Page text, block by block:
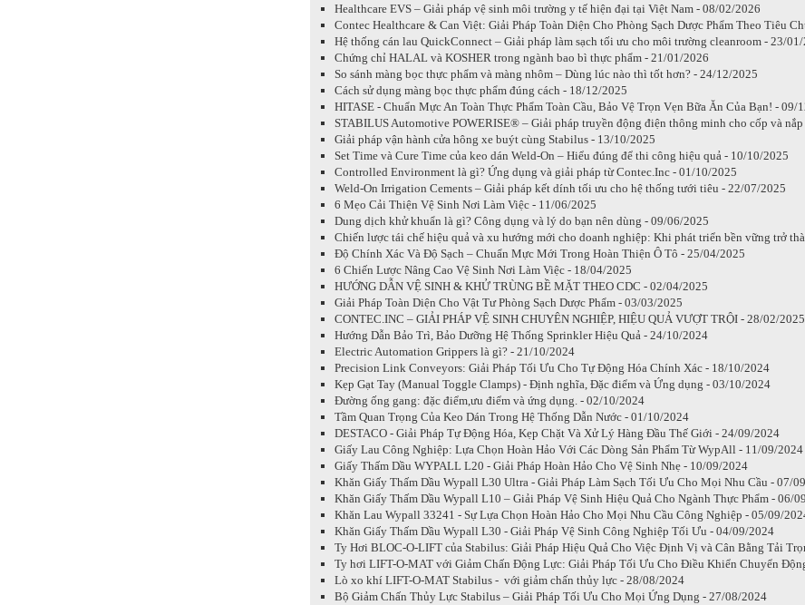
Healthcare EVS – Giải pháp vệ sinh môi trường y tế hiện đại tại Việt Nam - 08/02/2026
Contec Healthcare & Can Việt: Giải Pháp Toàn Diện Cho Phòng Sạch Dược Phẩm Theo Tiêu
Hệ thống cán lau QuickConnect – Giải pháp làm sạch tối ưu cho môi trường cleanroom - 23/
Chứng chỉ HALAL và KOSHER trong ngành bao bì thực phẩm - 21/01/2026
So sánh màng bọc thực phẩm và màng nhôm – Dùng lúc nào thì tốt hơn? - 24/12/2025
Cách sử dụng màng bọc thực phẩm đúng cách - 18/12/2025
HITASE - Chuẩn Mực An Toàn Thực Phẩm Toàn Cầu, Bảo Vệ Trọn Vẹn Bữa Ăn Của Bạn! - 09/
STABILUS Automotive POWERISE® – Giải pháp truyền động điện thông minh cho cốp và
Giải pháp vận hành cửa hông xe buýt cùng Stabilus - 13/10/2025
Set Time và Cure Time của keo dán Weld-On – Hiểu đúng để thi công hiệu quả - 10/10/2025
Controlled Environment là gì? Ứng dụng và giải pháp từ Contec.Inc - 01/10/2025
Weld-On Irrigation Cements – Giải pháp kết dính tối ưu cho hệ thống tưới tiêu - 22/07/2025
6 Mẹo Cải Thiện Vệ Sinh Nơi Làm Việc - 11/06/2025
Dung dịch khử khuẩn là gì? Công dụng và lý do bạn nên dùng - 09/06/2025
Chiến lược tái chế hiệu quả và xu hướng mới cho doanh nghiệp: Khi phát triển bền vững trở
Độ Chính Xác Và Độ Sạch – Chuẩn Mực Mới Trong Hoàn Thiện Ô Tô - 25/04/2025
6 Chiến Lược Nâng Cao Vệ Sinh Nơi Làm Việc - 18/04/2025
HƯỚNG DẪN VỆ SINH & KHỬ TRÙNG BỀ MẶT THEO CDC - 02/04/2025
Giải Pháp Toàn Diện Cho Vật Tư Phòng Sạch Dược Phẩm - 03/03/2025
CONTEC.INC – GIẢI PHÁP VỆ SINH CHUYÊN NGHIỆP, HIỆU QUẢ VƯỢT TRỘI - 28/02/2025
Hướng Dẫn Bảo Trì, Bảo Dưỡng Hệ Thống Sprinkler Hiệu Quả - 24/10/2024
Electric Automation Grippers là gì? - 21/10/2024
Precision Link Conveyors: Giải Pháp Tối Ưu Cho Tự Động Hóa Chính Xác - 18/10/2024
Kẹp Gạt Tay (Manual Toggle Clamps) - Định nghĩa, Đặc điểm và Ứng dụng - 03/10/2024
Đường ống gang: đặc điểm,ưu điểm và ứng dụng. - 02/10/2024
Tầm Quan Trọng Của Keo Dán Trong Hệ Thống Dẫn Nước - 01/10/2024
DESTACO - Giải Pháp Tự Động Hóa, Kẹp Chặt Và Xử Lý Hàng Đầu Thế Giới - 24/09/2024
Giấy Lau Công Nghiệp: Lựa Chọn Hoàn Hảo Với Các Dòng Sản Phẩm Từ WypAll - 11/09/2024
Giấy Thấm Dầu WYPALL L20 - Giải Pháp Hoàn Hảo Cho Vệ Sinh Nhẹ - 10/09/2024
Khăn Giấy Thấm Dầu Wypall L30 Ultra - Giải Pháp Làm Sạch Tối Ưu Cho Mọi Nhu Cầu - 07/
Khăn Giấy Thấm Dầu Wypall L10 – Giải Pháp Vệ Sinh Hiệu Quả Cho Ngành Thực Phẩm - 06/
Khăn Lau Wypall 33241 - Sự Lựa Chọn Hoàn Hảo Cho Mọi Nhu Cầu Công Nghiệp - 05/09/
Khăn Giấy Thấm Dầu Wypall L30 - Giải Pháp Vệ Sinh Công Nghiệp Tối Ưu - 04/09/2024
Ty Hơi BLOC-O-LIFT của Stabilus: Giải Pháp Hiệu Quả Cho Việc Định Vị và Cân Bằng Tải
Ty hơi LIFT-O-MAT với Giảm Chấn Động Lực: Giải Pháp Tối Ưu Cho Điều Khiển Chuyển
Lò xo khí LIFT-O-MAT Stabilus - với giảm chấn thủy lực - 28/08/2024
Bộ Giảm Chấn Thủy Lực Stabilus – Giải Pháp Tối Ưu Cho Mọi Ứng Dụng - 27/08/2024